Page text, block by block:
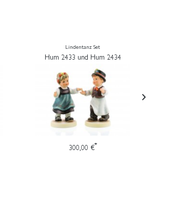
Lindentanz Set
Hum 2433 und Hum 2434
300,00 €*